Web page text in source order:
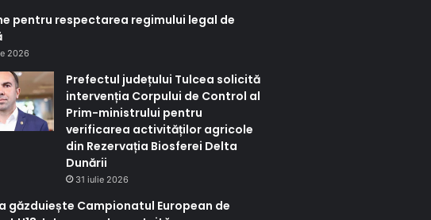
pentru respectarea regimului legal de
2026
Prefectul județului Tulcea solicită
intervenția Corpului de Control al
Prim-ministrului pentru
verificarea activităților agricole
din Rezervația Biosferei Delta
Dunării
31 iulie 2026
găzduiește Campionatul European de